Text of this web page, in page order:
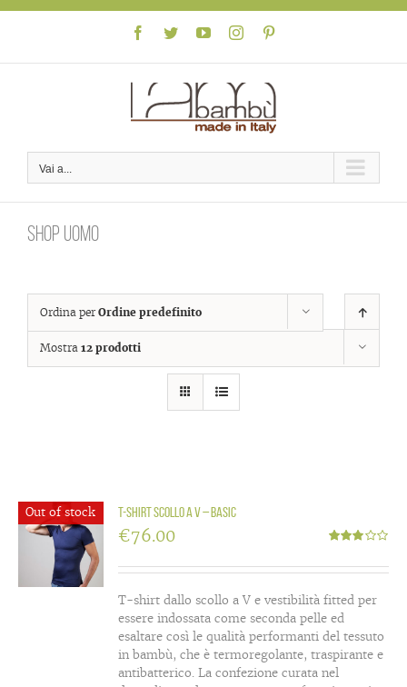
Skip
Facebook
TwitterYouTubeInstagram
Vai a...
Shop uomo
Ordina perOrdine predefinito
Mostra 12 prodotti
Out of stock T-shirt scollo a V – Basic
3.00su
5
€76.00
T-shirt dallo scollo a V e vestibilità fitted per
essere indossata come seconda pelle ed
esaltare così le qualità performanti del tessuto
in bambù, che è termoregolante, traspirante e
antibatterico. La confezione curata nel